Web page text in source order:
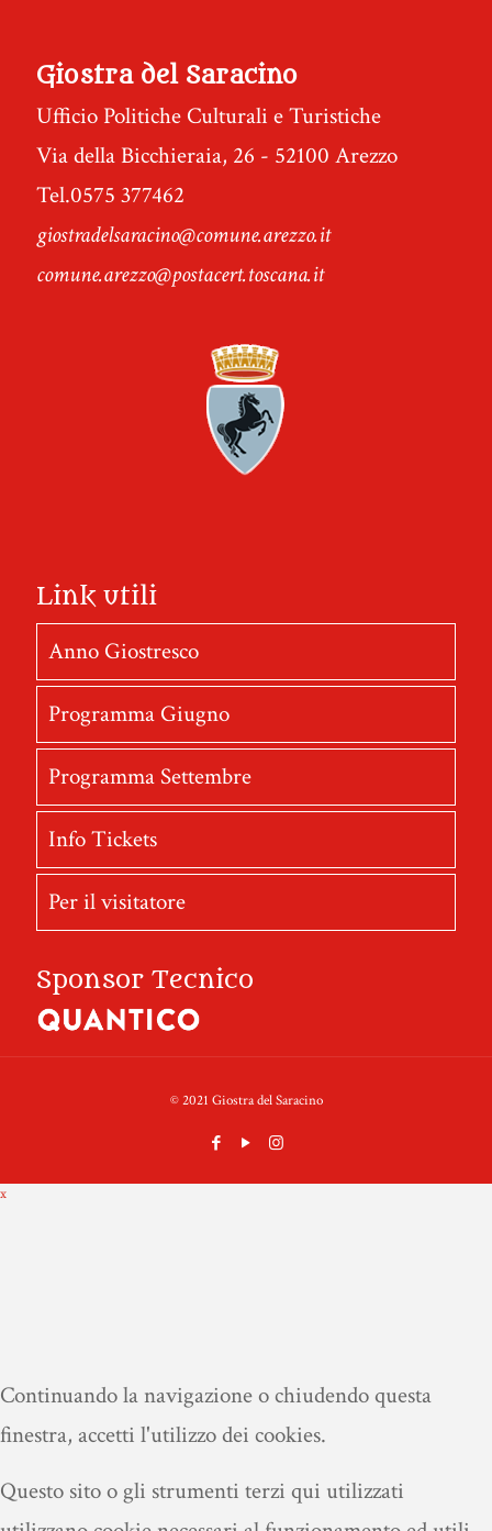
Giostra del Saracino
Ufficio Politiche Culturali e Turistiche
Via della Bicchieraia, 26 - 52100 Arezzo
Tel.0575 377462
giostradelsaracino@comune.arezzo.it
comune.arezzo@postacert.toscana.it
Link utili
Anno Giostresco
Programma Giugno
Programma Settembre
Info Tickets
Per il visitatore
Sponsor Tecnico
© 2021 Giostra del Saracino
x
Continuando la navigazione o chiudendo questa
finestra, accetti l'utilizzo dei cookies.
Questo sito o gli strumenti terzi qui utilizzati